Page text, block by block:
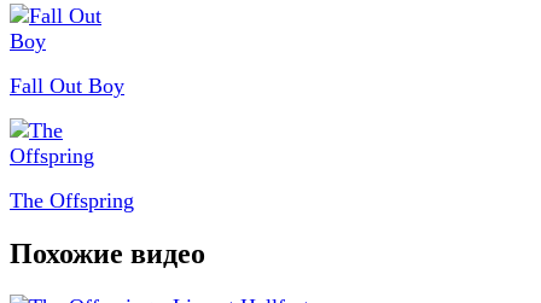
Fall Out Boy
The Offspring
Похожие видео